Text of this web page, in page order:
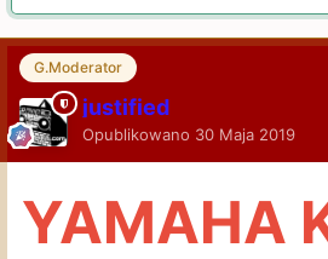
G.Moderator
justified
Opublikowano 30 Maja 2019
YAMAHA